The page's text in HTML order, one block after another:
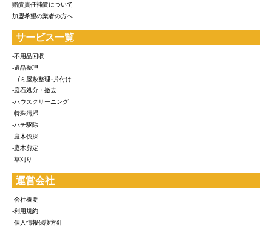
賠償責任補償について
加盟希望の業者の方へ
サービス一覧
-不用品回収
-遺品整理
-ゴミ屋敷整理･片付け
-庭石処分・撤去
-ハウスクリーニング
-特殊清掃
-ハチ駆除
-庭木伐採
-庭木剪定
-草刈り
運営会社
-会社概要
-利用規約
-個人情報保護方針